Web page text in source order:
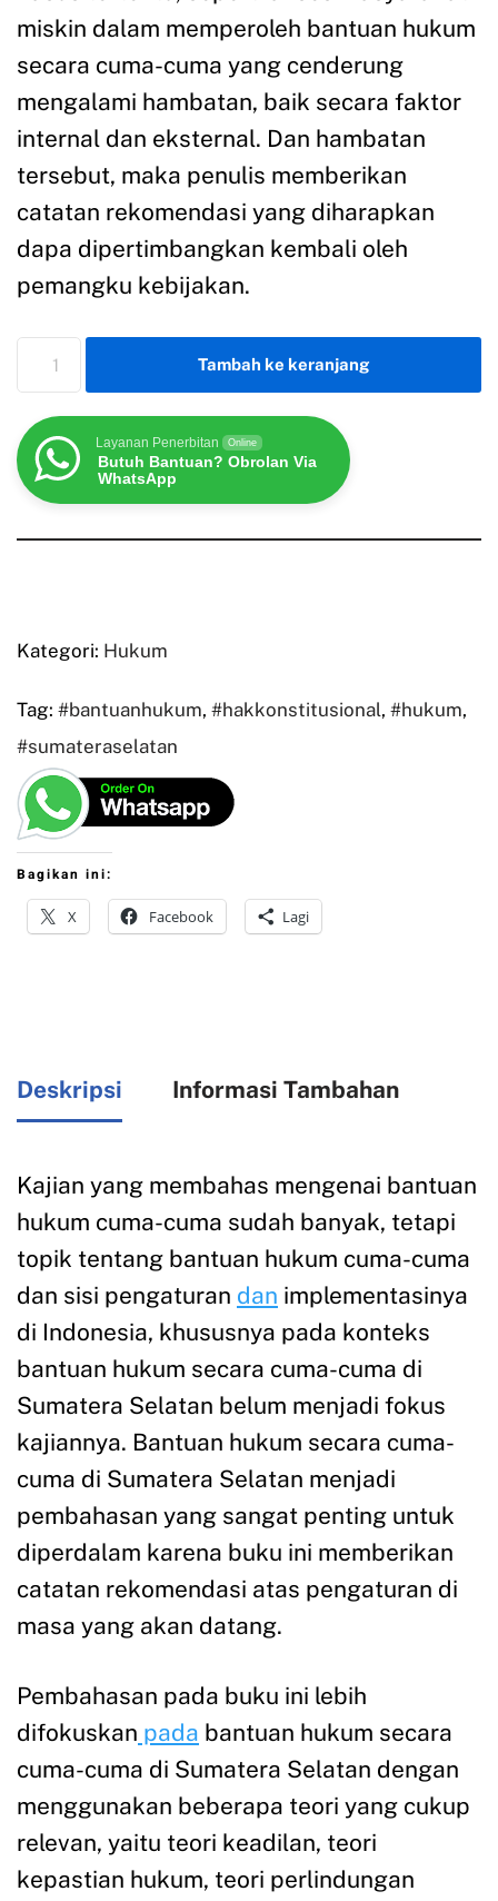
miskin dalam memperoleh bantuan hukum
secara cuma-cuma yang cenderung
mengalami hambatan, baik secara faktor
internal dan eksternal. Dan hambatan
tersebut, maka penulis memberikan
catatan rekomendasi yang diharapkan
dapa dipertimbangkan kembali oleh
pemangku kebijakan.
Tambah ke keranjang
Layanan Penerbitan Online
Butuh Bantuan? Obrolan Via
WhatsApp
Kategori: Hukum
Tag: #bantuanhukum, #hakkonstitusional, #hukum,
#sumateraselatan
Bagikan ini:
X Facebook Lagi
Deskripsi Informasi Tambahan
Kajian yang membahas mengenai bantuan
hukum cuma-cuma sudah banyak, tetapi
topik tentang bantuan hukum cuma-cuma
dan sisi pengaturan dan implementasinya
di Indonesia, khususnya pada konteks
bantuan hukum secara cuma-cuma di
Sumatera Selatan belum menjadi fokus
kajiannya. Bantuan hukum secara cuma-
cuma di Sumatera Selatan menjadi
pembahasan yang sangat penting untuk
diperdalam karena buku ini memberikan
catatan rekomendasi atas pengaturan di
masa yang akan datang.
Pembahasan pada buku ini lebih
difokuskan pada bantuan hukum secara
cuma-cuma di Sumatera Selatan dengan
menggunakan beberapa teori yang cukup
relevan, yaitu teori keadilan, teori
kepastian hukum, teori perlindungan